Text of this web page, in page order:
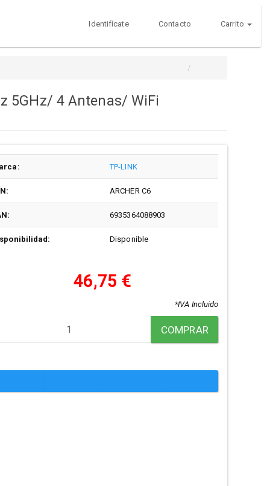
Identifícate Contacto Carrito
5GHz/ 4 Antenas/ WiFi
TP-LINK
ARCHER C6
6935364088903
Disponible
46,75 €
*IVA Incluido
COMPRAR